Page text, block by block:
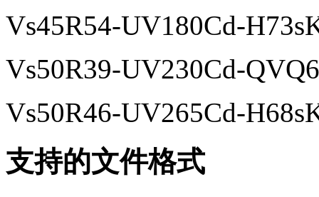
Vs45R54-UV180Cd-
Vs50R39-UV230Cd-
Vs50R46-UV265Cd-
支持的文件格式